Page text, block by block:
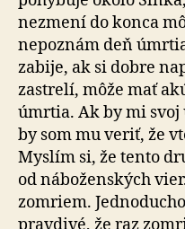
nezmení do konca
nepoznám deň
zabije, ak si dobre
zastrelí, môže mať
úmrtia. Ak by mi
by som mu veriť, že
Myslím si, že tento
od náboženských
zomriem.
pravdivé, že raz